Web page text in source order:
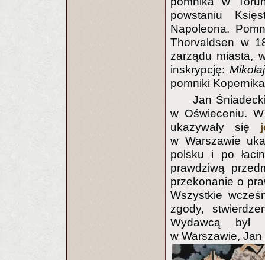
powstaniu
Napoleona.
Thorvaldsen w
zarządu miasta,
inskrypcję:
pomniki
Jan
w Oświeceniu.
ukazywały się
w Warszawie
polsku i po
prawdziwą
przekonanie o
Wszystkie
zgody,
Wydawcą był
w Warszawie,